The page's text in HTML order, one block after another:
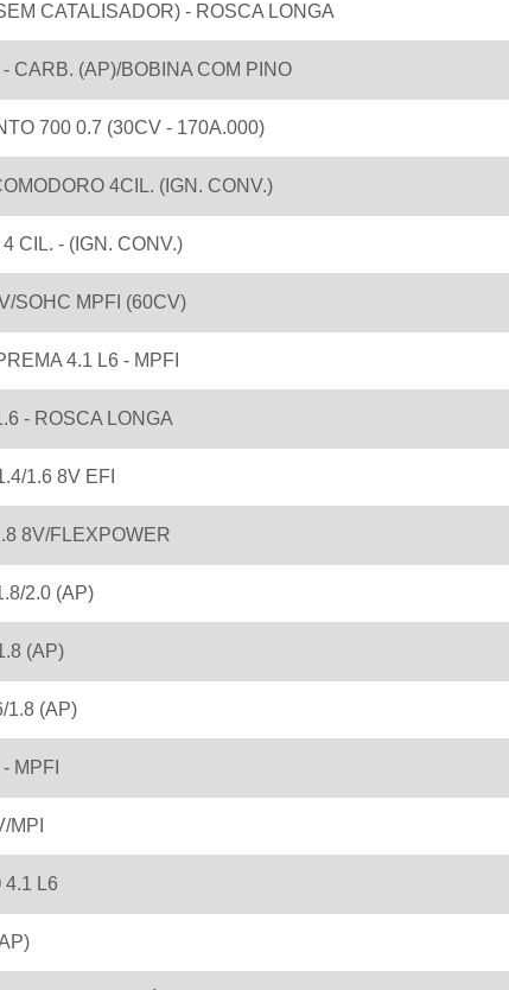
CATALISADOR) - ROSCA LONGA
CARB. (AP)/BOBINA COM PINO
700 0.7 (30CV - 170A.000)
4CIL. (IGN. CONV.)
CIL. - (IGN. CONV.)
SOHC MPFI (60CV)
4.1 L6 - MPFI
- ROSCA LONGA
1.6 8V EFI
8V/FLEXPOWER
2.0 (AP)
(AP)
1.8 (AP)
MPFI
MPI
4.1 L6